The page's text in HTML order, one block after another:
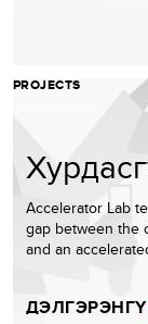
PROJECTS
Accelerator Lab
gap between the
and an